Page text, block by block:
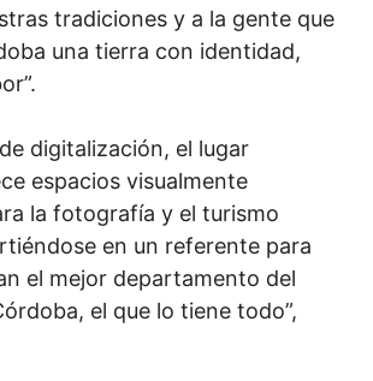
tradiciones y a la gente que
una tierra con identidad,
digitalización, el lugar
espacios visualmente
la fotografía y el turismo
en un referente para
el mejor departamento del
el que lo tiene todo”,